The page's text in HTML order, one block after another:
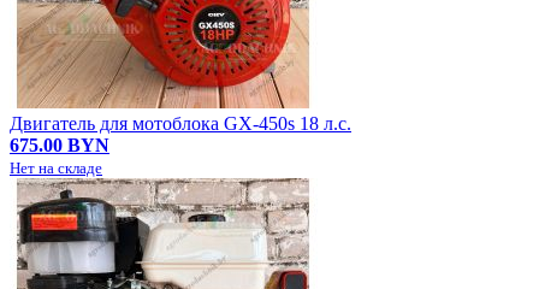
Двигатель для мотоблока GX-450s 18 л.с.
675.00 BYN
Нет на складе